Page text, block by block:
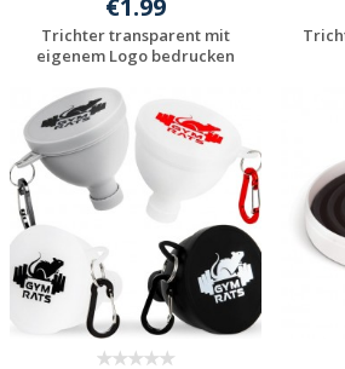
€1.99
Trichter transparent mit
eigenem Logo bedrucken
Individuelle
Werbeartikel
anfragen